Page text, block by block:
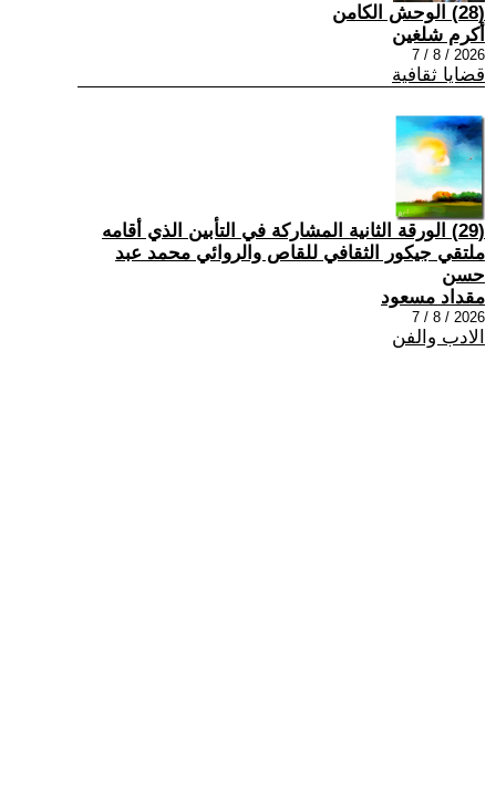
(28) الوحش الكامن
أكرم شلغين
2026 / 8 / 7
قضايا ثقافية
(29) الورقة الثانية المشاركة في التأبين الذي أقامه
ملتقي جيكور الثقافي للقاص والروائي محمد عبد
حسن
مقداد مسعود
2026 / 8 / 7
الادب والفن